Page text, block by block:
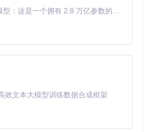
略
辨率
面环境
能评分
Kimi K3 是Kimi能力最强的模型：这是一个拥有 2.8 万亿参数的混合专家（MoE）模型，具备原生视觉理解能力，并支持 100 万 token 的上下文窗口。
效文本大模型训练数据合成框架